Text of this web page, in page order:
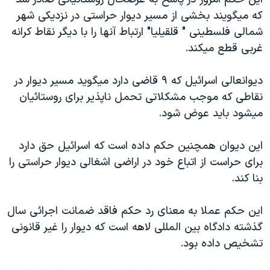
فرهنگ و زندگی
حقوق شهروندی
اقتصادی
علم و فناوری
اسرائیل در جنگ
گالری عکس
آرشیو پخش زنده
مستندها
انتخابات ریاست جمهوری آمریکا ۲۰۲۴
حمله جمهوری اسلامی به اسرائیل
رمز مهسا
ورزش زنان در ایران
اعتراضات زن، زندگی، آزادی
مجموعه مستندهای دادخواهی
تریبونال مردمی آبان ۹۸
چهل سال گروگان‌گیری
قانون شفافیت دارائی کادر رهبری ایران
اعتراضات مردمی آبان ۹۸
دنبال کنید
زبانهای مختلف
که ميگويند بخشی از مسير ديوار حراستی در نزديکی شهر
شمالی فلسطينی " قلقيليا" ارتباط آنها را با ديگر نقاط کرانه
غربی قطع ميکند.
ديوانعالی اسرائيل که ۹ قاضی دارد ميگويد مسير ديوار در
نقاطی که موجب مشکلاتی تحمل ناپذير برای روستائيان
ميشود بايد عوض شود.
اين ديوان همچنين حکم داده است که اسرائيل حق دارد
برای حراست از اتباع خود در اراضی اشغالی ديوار حراستی را
بنا کند.
اين حکم عملا به معنای رد حکم فاقد ضمانت اجرائی سال
گذشته دادگاه بين المللی لاهه است که ديوار را غير قانونی
تشخيص داده بود.